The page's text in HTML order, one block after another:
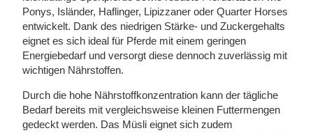
Ponys, Isländer, Haflinger, Lipizzaner oder Quarter Horses
entwickelt. Dank des niedrigen Stärke- und Zuckergehalts
eignet es sich ideal für Pferde mit einem geringen
Energiebedarf und versorgt diese dennoch zuverlässig mit
wichtigen Nährstoffen.
Durch die hohe Nährstoffkonzentration kann der tägliche
Bedarf bereits mit vergleichsweise kleinen Futtermengen
gedeckt werden. Das Müsli eignet sich zudem